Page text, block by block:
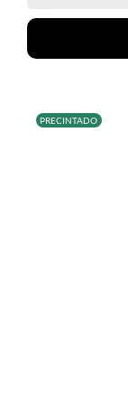
PRECINTADO